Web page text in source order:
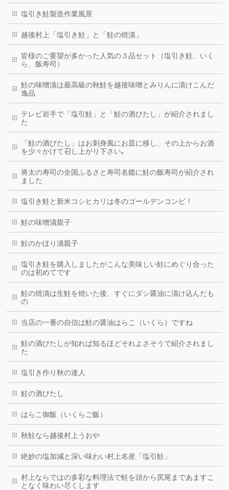
塩引き鮭製造作業風景
越後村上「塩引き鮭」と「鮭の焼漬」
皆様のご要望が多かった人気の３品セット（塩引き鮭、いく
ら、飯寿司）
鮭の味噌漬は最高級の秋鮭を越後味噌とみりんに漬けこんだ
逸品
テレビ岩手で「塩引鮭」と「鮭の酒びたし」が紹介されまし
た
「鮭の酒びたし」はお刺身風にお皿に移し、その上からお酒
を少々かけて召し上がり下さい｡
将太の寿司の全国ふるさと寿司名鑑に鮭の飯寿司が紹介され
ました
塩引き鮭と新米コシヒカリは冬のゴールデンコンビ！
鮭の味噌漬親子
鮭のかほり漬親子
塩引き鮭を購入しましたがこんな美味しい鮭にめぐり合った
のは初めてです
鮭の焼漬は生鮭を焼いた後、すぐにダシ醤油に漬け込んだも
の
当店の一番の自信は鮭の醤油はらこ（いくら）ですね
鮭の酒びたしが知れば知るほどそれよさそうで紹介されまし
た
塩引き作り秋の達人
鮭の酒びたし
はらこ御飯（いくらご飯）
秋鮭なら越後村上うおや
絶妙の塩加減と深い味わい村上名産「塩引鮭」
村上ならではの多彩な料理法で鮭を頭から尻尾まであますこ
となく味わい尽くします